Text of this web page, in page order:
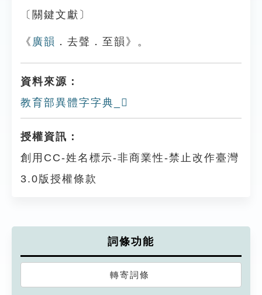
〔關鍵文獻〕
《 廣韻 ．去聲．至韻》。
資料來源：
教育部異體字字典_𤓫
授權資訊：
創用CC-姓名標示-非商業性-禁止改作臺灣
3.0版授權條款
詞條功能
轉寄詞條